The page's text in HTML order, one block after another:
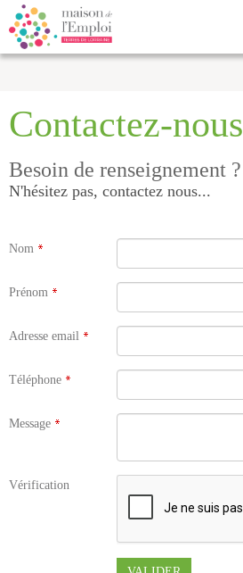
Contactez-nous
Besoin de renseignement ?
N'hésitez pas, contactez nous...
Nom
Prénom
Adresse email
Téléphone
Message
Vérification